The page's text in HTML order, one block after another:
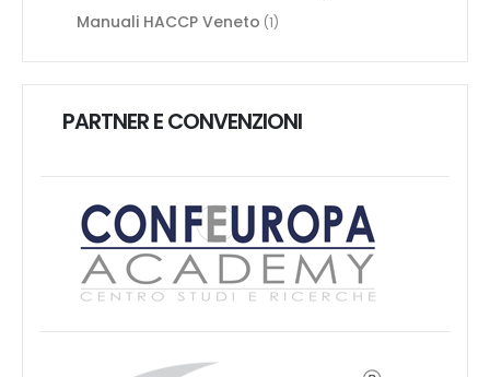
Manuali HACCP Veneto (1)
PARTNER E CONVENZIONI